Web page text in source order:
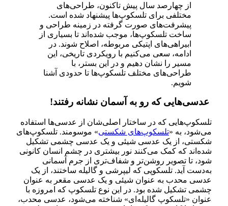
از چهارصد سال پیش تاکنون، طراحی‌های
مختلفی برای تلسکوپ‌ها پیشنهاد شده است.
پیشرفت‌های صورت گرفته در زمینه طراحی و
ساخت تلسکوپ‌ها، موجب شده‌اند تا بسیاری از
ابیراهی‌های اپتیکی مربوطه، اصلاح شوند. در
ادامه، سعی می‌کنیم با رویکردی تاریخی، این
مسیر را نشان دهیم و در این بستر، با
طراحی‌های مختلف تلسکوپ‌ها تا حدودی آشنا
شویم.
عدسی‌هایی که رو به آسمان نشانه رفتند!
تلسکوپ‌هایی که در ساختار اصلی‌شان از عدسی‌ها استفاده
می‌شود، به «تلسکوپ‌های شکستی» موسومند. تلسکوپ‌های
شکستی، از یک عدسی شیئی و یک عدسی چشمی تشکیل
شده‌اند که کمک می‌کنند نور بیشتری در چشم انسان کانونی
شود، تا تصویر روشن‌تر و شفاف‌تری از جرم آسمانی
به‌دست آید. تلسکوپی که لیپرشی و گالیله ساختند، از یک
عدسی محدب به عنوان شیئی و یک عدسی مقعر به عنوان
چشمی تشکیل شده بود. در این نوع تلسکوپ که امروزه با
عنوان «تلسکوپ گالیله‌ای» شناخته می‌شود،‌ عدسی محدب،